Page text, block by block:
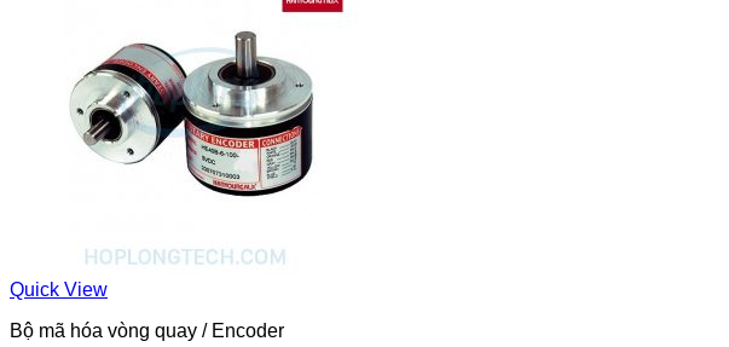
Quick View
Bộ mã hóa vòng quay / Encoder